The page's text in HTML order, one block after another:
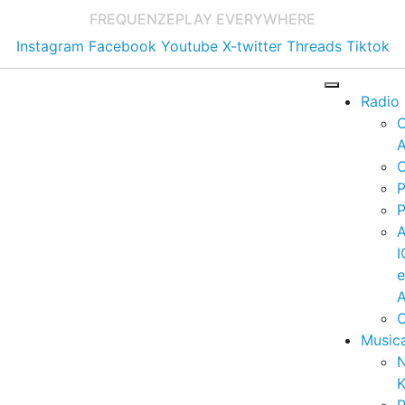
FREQUENZEPLAY EVERYWHERE
Instagram Facebook Youtube X-twitter Threads Tiktok
Radio
e